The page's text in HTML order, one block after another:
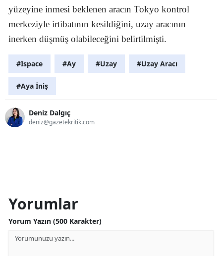
yüzeyine inmesi beklenen aracın Tokyo kontrol
merkeziyle irtibatının kesildiğini, uzay aracının
inerken düşmüş olabileceğini belirtilmişti.
#Ispace #Ay #Uzay #Uzay Aracı
#Aya İniş
Deniz Dalgıç
deniz@gazetekritik.com
Yorumlar
Yorum Yazın (500 Karakter)